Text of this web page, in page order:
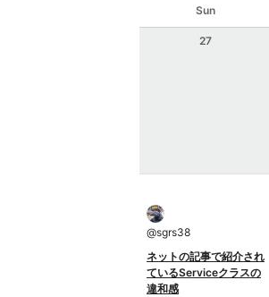
Sun
27
@sgrs38
ネットの記事で紹介され
ているServiceクラスの
違和感